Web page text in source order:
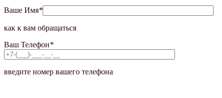
Ваше Имя*
как к вам обращаться
Ваш Телефон*
введите номер вашего телефона